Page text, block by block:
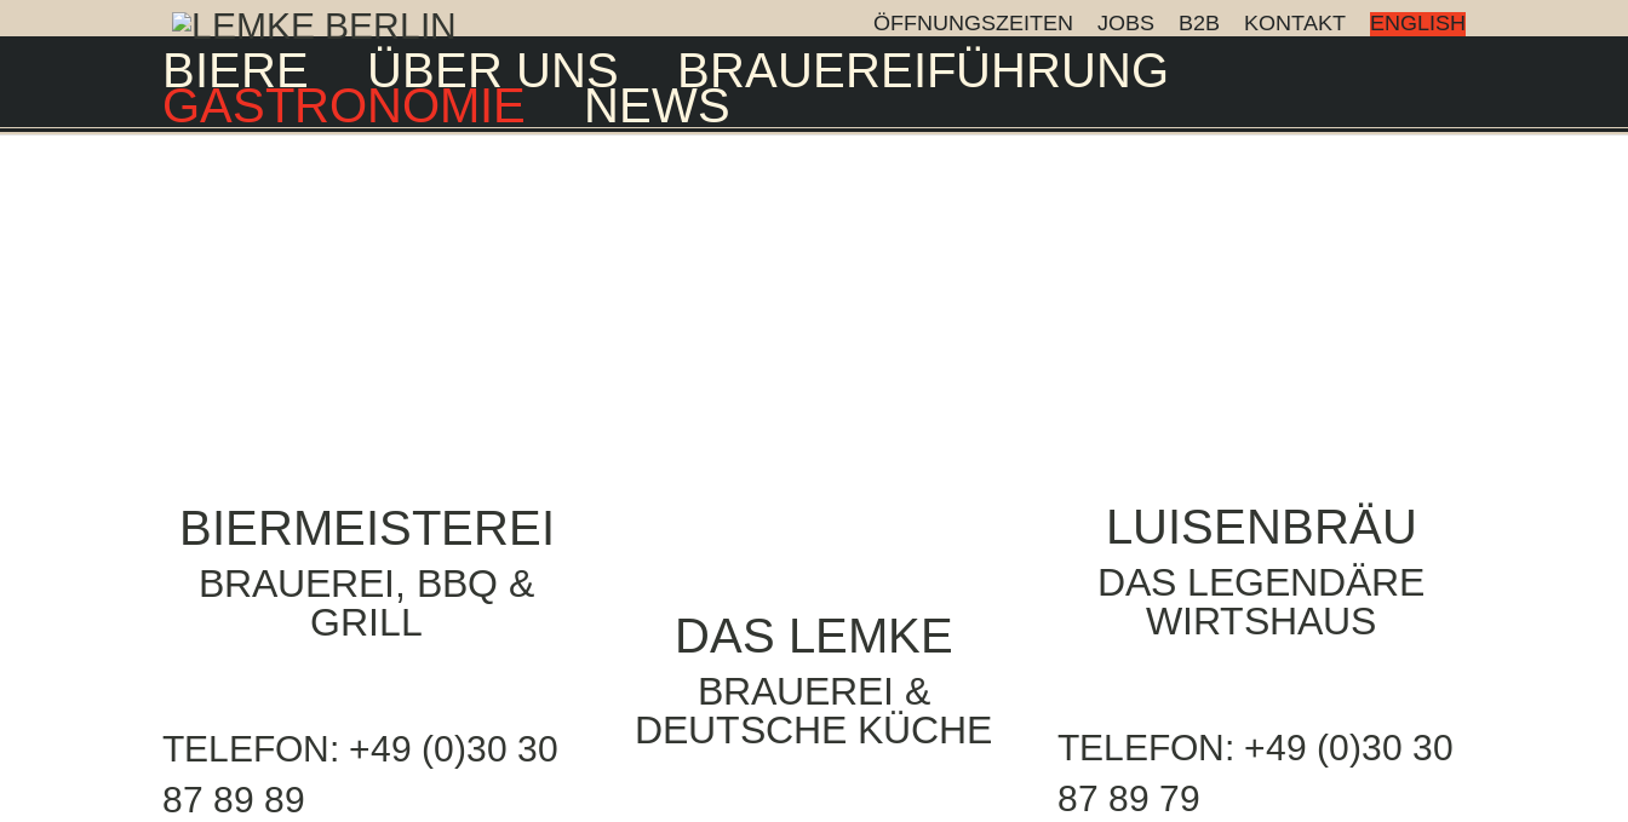
ÖFFNUNGSZEITEN JOBS B2B KONTAKT ENGLISH
BIERE ÜBER UNS BRAUEREIFÜHRUNG
GASTRONOMIE NEWS
BIERMEISTEREI
BRAUEREI, BBQ &
GRILL
TELEFON: +49 (0)30 30
87 89 89
DAS LEMKE
BRAUEREI &
DEUTSCHE KÜCHE
LUISENBRÄU
DAS LEGENDÄRE
WIRTSHAUS
TELEFON: +49 (0)30 30
87 89 79